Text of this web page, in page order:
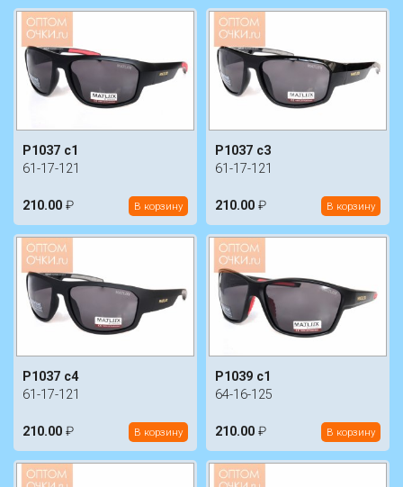
P1037 c1
61-17-121
210.00 ₽ В корзину
P1037 c3
61-17-121
210.00 ₽ В корзину
P1037 c4
61-17-121
210.00 ₽ В корзину
P1039 c1
64-16-125
210.00 ₽ В корзину